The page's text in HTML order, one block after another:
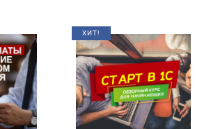
ХИТ!